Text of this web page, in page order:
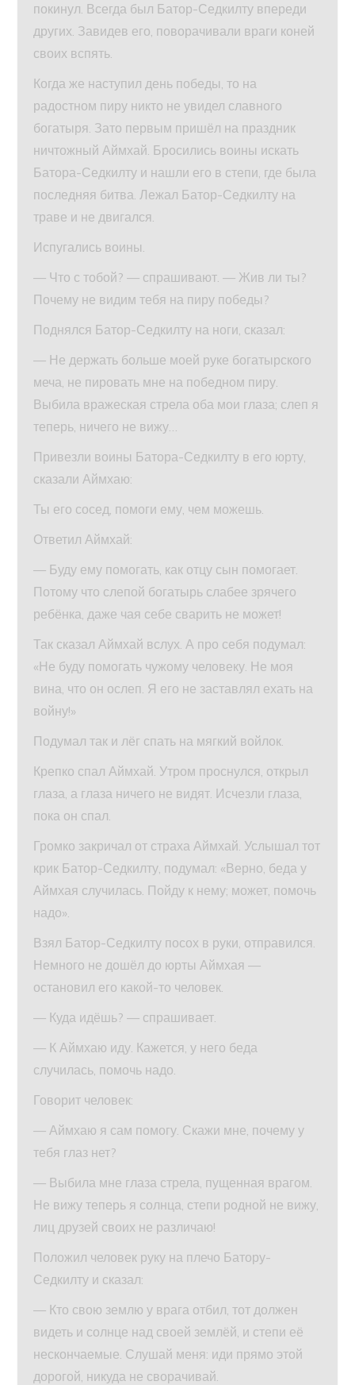
покинул. Всегда был Батор-Седкилту впереди
других. Завидев его, поворачивали враги коней
своих вспять.
Когда же наступил день победы, то на
радостном пиру никто не увидел славного
богатыря. Зато первым пришёл на праздник
ничтожный Аймхай. Бросились воины искать
Батора-Седкилту и нашли его в степи, где была
последняя битва. Лежал Батор-Седкилту на
траве и не двигался.
Испугались воины.
— Что с тобой? — спрашивают. — Жив ли ты?
Почему не видим тебя на пиру победы?
Поднялся Батор-Седкилту на ноги, сказал:
— Не держать больше моей руке богатырского
меча, не пировать мне на победном пиру.
Выбила вражеская стрела оба мои глаза; слеп я
теперь, ничего не вижу…
Привезли воины Батора-Седкилту в его юрту,
сказали Аймхаю:
Ты его сосед, помоги ему, чем можешь.
Ответил Аймхай:
— Буду ему помогать, как отцу сын помогает.
Потому что слепой богатырь слабее зрячего
ребёнка, даже чая себе сварить не может!
Так сказал Аймхай вслух. А про себя подумал:
«Не буду помогать чужому человеку. Не моя
вина, что он ослеп. Я его не заставлял ехать на
войну!»
Подумал так и лёг спать на мягкий войлок.
Крепко спал Аймхай. Утром проснулся, открыл
глаза, а глаза ничего не видят. Исчезли глаза,
пока он спал.
Громко закричал от страха Аймхай. Услышал тот
крик Батор-Седкилту, подумал: «Верно, беда у
Аймхая случилась. Пойду к нему; может, помочь
надо».
Взял Батор-Седкилту посох в руки, отправился.
Немного не дошёл до юрты Аймхая —
остановил его какой-то человек.
— Куда идёшь? — спрашивает.
— К Аймхаю иду. Кажется, у него беда
случилась, помочь надо.
Говорит человек:
— Аймхаю я сам помогу. Скажи мне, почему у
тебя глаз нет?
— Выбила мне глаза стрела, пущенная врагом.
Не вижу теперь я солнца, степи родной не вижу,
лиц друзей своих не различаю!
Положил человек руку на плечо Батору-
Седкилту и сказал:
— Кто свою землю у врага отбил, тот должен
видеть и солнце над своей землёй, и степи её
нескончаемые. Слушай меня: иди прямо этой
дорогой, никуда не сворачивай.